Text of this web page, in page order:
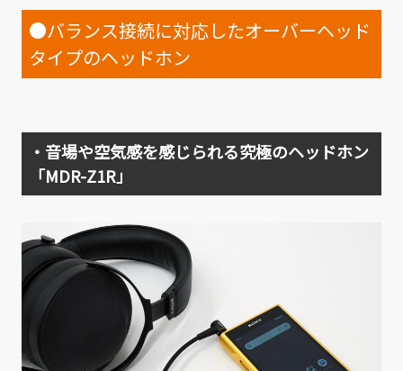
●バランス接続に対応したオーバーヘッド
タイプのヘッドホン
・音場や空気感を感じられる究極のヘッドホン
「MDR-Z1R」